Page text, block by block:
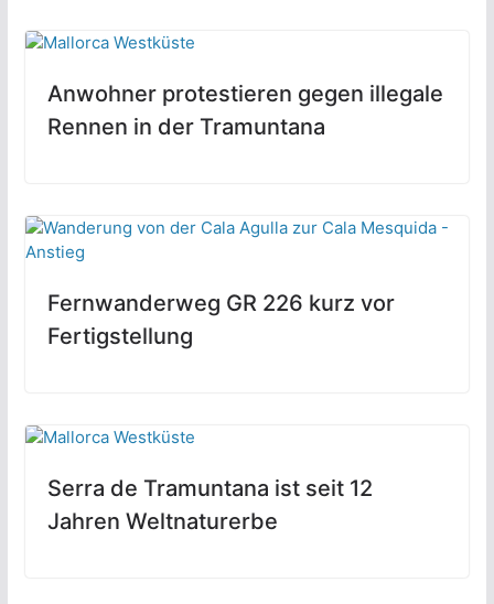
Anwohner protestieren gegen illegale
Rennen in der Tramuntana
Fernwanderweg GR 226 kurz vor
Fertigstellung
Serra de Tramuntana ist seit 12
Jahren Weltnaturerbe